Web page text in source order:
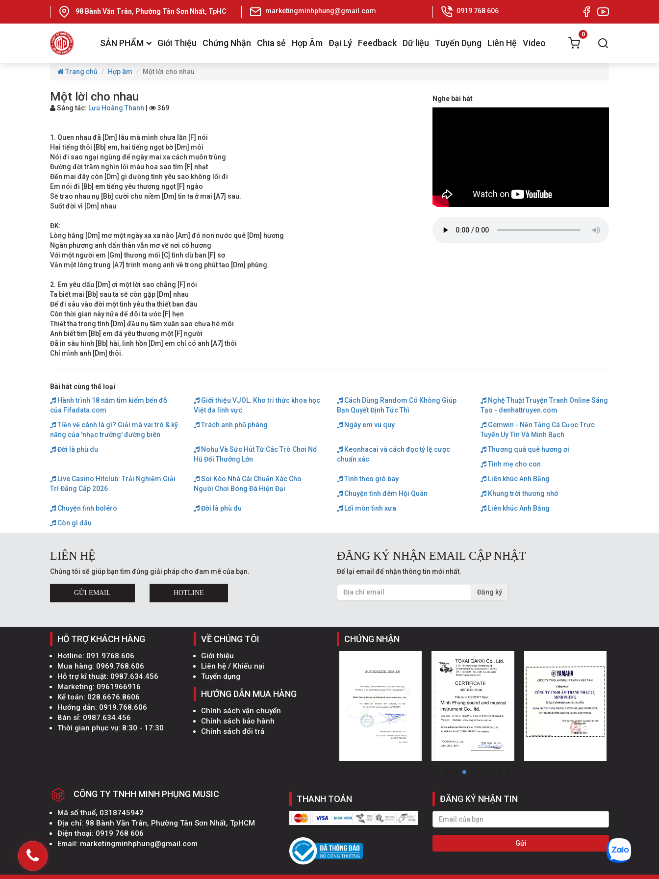
98 Bành Văn Trân, Phường Tân Sơn Nhất, TpHCM marketingminhphung@gmail.com 0919 768 606
SẢN PHẨM Giới Thiệu Chứng Nhận Chia sẻ Hợp Âm Đại Lý Feedback Dữ liệu Tuyển Dụng Liên Hệ Video
0
Trang chủ Hợp âm Một lời cho nhau
Một lời cho nhau
Sáng tác: Lưu Hoàng Thanh 369
1. Quen nhau đã [Dm] lâu mà mình chưa lần [F] nói
Hai tiếng thôi [Bb] em, hai tiếng ngọt bờ [Dm] môi
Nói đi sao ngại ngùng để ngày mai xa cách muôn trùng
Đường đời trăm nghìn lối màu hoa sao tím [F] nhạt
Đến mai đây còn [Dm] gì đường tình yêu sao không lối đi
Em nói đi [Bb] em tiếng yêu thương ngọt [F] ngào
Sẽ trao nhau nụ [Bb] cười cho niềm [Dm] tin ta ở mai [A7] sau.
Suốt đời vì [Dm] nhau
ĐK:
Lòng hằng [Dm] mơ một ngày xa xa nào [Am] đó non nước quê [Dm] hương
Ngàn phương anh dấn thân vẫn mơ về nơi cố hương
Với một người em [Gm] thương mối [C] tình dù ban [F] sơ
Vẫn một lòng trung [A7] trinh mong anh về trong phút tao [Dm] phùng.
2. Em yêu dấu [Dm] ơi một lời sao chẳng [F] nói
Ta biết mai [Bb] sau ta sẽ còn gặp [Dm] nhau
Để đi sâu vào đời một tình yêu tha thiết ban đầu
Còn thời gian này nữa để đôi ta ước [F] hẹn
Thiết tha trong tình [Dm] đầu nụ tầm xuân sao chưa hé môi
Anh biết tim [Bb] em đã yêu thương một [F] người
Đã in sâu hình [Bb] hài, linh hồn [Dm] em chỉ có anh [A7] thôi
Chỉ mình anh [Dm] thôi.
Nghe bài hát
Bài hát cùng thể loại
Hành trình 18 năm tìm kiếm bến đỗ
của Fifadata.com
Giới thiệu VJOL: Kho tri thức khoa học
Việt đa lĩnh vực
Cách Dùng Random Có Không Giúp
Bạn Quyết Định Tức Thì
Nghệ Thuật Truyện Tranh Online Sáng
Tạo - denhattruyen.com
Tiền vệ cánh là gì? Giải mã vai trò & kỹ
năng của 'nhạc trưởng' đường biên
Trách anh phũ phàng Ngày em vu quy
Gemwin - Nền Tảng Cá Cược Trực
Tuyến Uy Tín Và Minh Bạch
Đời là phù du
Nohu Và Sức Hút Từ Các Trò Chơi Nổ
Hũ Đổi Thưởng Lớn
Keonhacai và cách đọc tỷ lệ cược
chuẩn xác
Thương quá quê hương ơi
Tình mẹ cho con
Live Casino Hitclub: Trải Nghiệm Giải
Trí Đẳng Cấp 2026
Soi Kèo Nhà Cái Chuẩn Xác Cho
Người Chơi Bóng Đá Hiện Đại
Tình theo gió bay
Liên khúc Anh Bằng
Chuyện tình đêm Hội Quán
Khung trời thương nhớ
Chuyện tình boléro
Đời là phù du Lối mòn tình xưa
Liên khúc Anh Bằng
Còn gì đâu
LIÊN HỆ
Chúng tôi sẽ giúp bạn tìm đúng giải pháp cho đam mê của bạn.
GỬI EMAIL HOTLINE
ĐĂNG KÝ NHẬN EMAIL CẬP NHẬT
Để lại email để nhận thông tin mới nhất.
Đăng ký
HỖ TRỢ KHÁCH HÀNG
Hotline: 091.9768.606
Mua hàng: 0969.768.606
Hỗ trợ kĩ thuật: 0987.634.456
Marketing: 0961966916
Kế toán: 028.6676.8606
Hướng dẫn: 0919.768.606
Bán sỉ: 0987.634.456
Thời gian phục vụ: 8:30 - 17:30
VỀ CHÚNG TÔI
Giới thiệu
Liên hệ / Khiếu nại
Tuyển dụng
HƯỚNG DẪN MUA HÀNG
Chính sách vận chuyển
Chính sách bảo hành
Chính sách đổi trả
CHỨNG NHẬN
CÔNG TY TNHH MINH PHỤNG MUSIC
Mã số thuế, 0318745942
Địa chỉ: 98 Bành Văn Trân, Phường Tân Sơn Nhất, TpHCM
Điện thoại: 0919 768 606
Email: marketingminhphung@gmail.com
THANH TOÁN ĐĂNG KÝ NHẬN TIN
Gửi